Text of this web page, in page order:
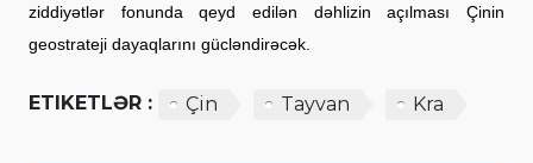
ziddiyətlər fonunda qeyd edilən dəhlizin açılması Çinin
geostrateji dayaqlarını gücləndirəcək.
ETIKETLƏR : Çin Tayvan Kra